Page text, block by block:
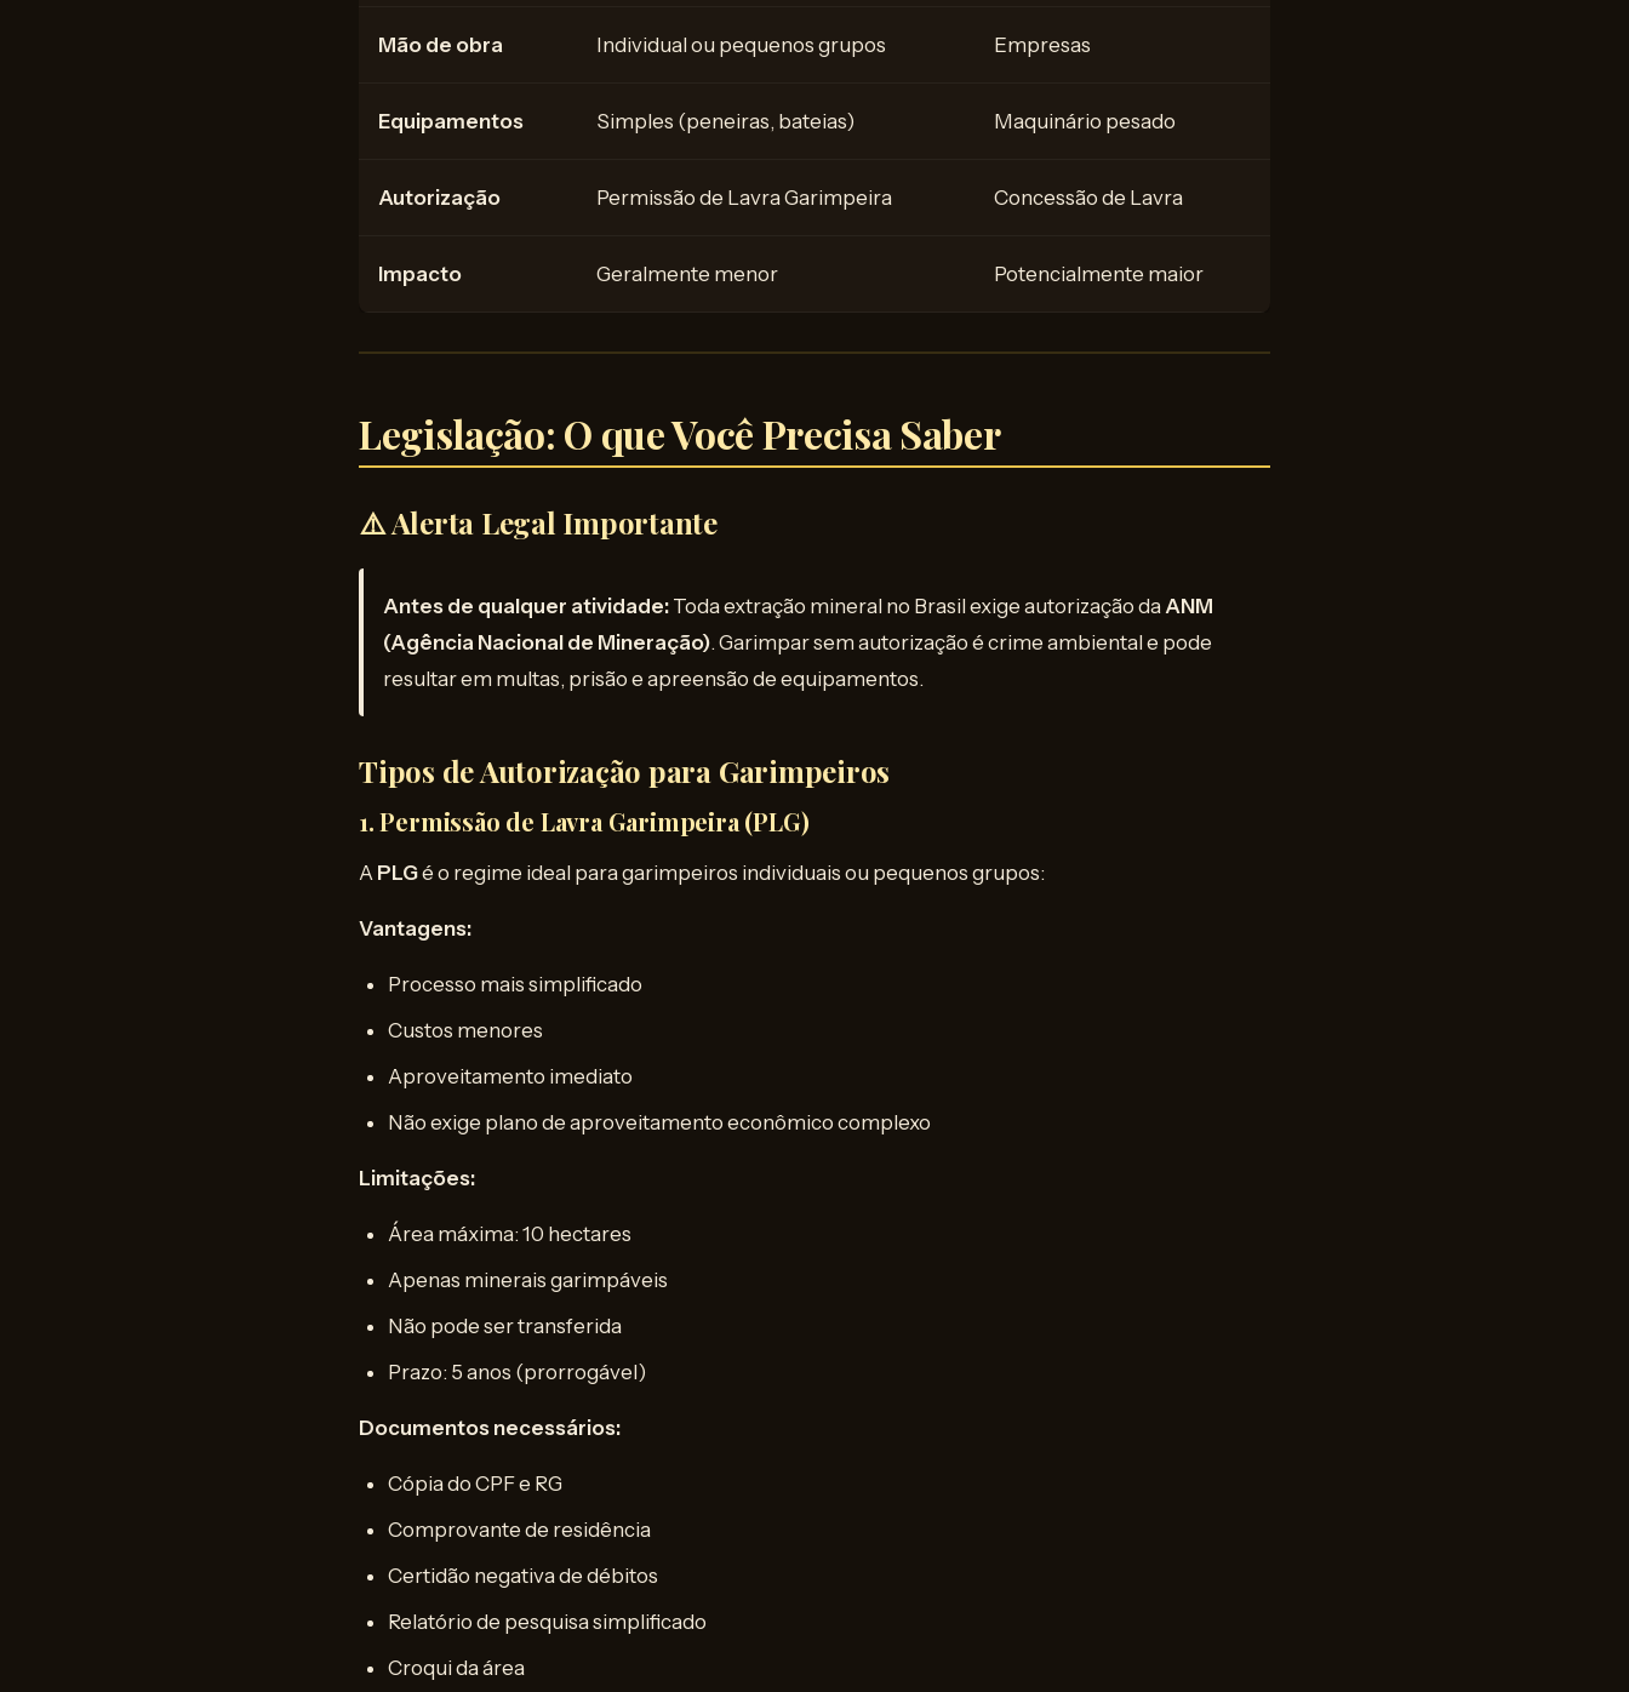
Mão de obra Individual ou pequenos grupos Empresas
Equipamentos Simples (peneiras, bateias) Maquinário pesado
Autorização Permissão de Lavra Garimpeira Concessão de Lavra
Impacto Geralmente menor Potencialmente maior
Legislação: O que Você Precisa Saber
⚠️ Alerta Legal Importante
Antes de qualquer atividade: Toda extração mineral no Brasil exige autorização daANM
(Agência Nacional de Mineração). Garimpar sem autorização é crime ambiental e pode
resultar em multas, prisão e apreensão de equipamentos.
Tipos de Autorização para Garimpeiros
1. Permissão de Lavra Garimpeira (PLG)
A PLGé o regime ideal para garimpeiros individuais ou pequenos grupos:
Vantagens:
Processo mais simplificado
Custos menores
Aproveitamento imediato
Não exige plano de aproveitamento econômico complexo
Limitações:
Área máxima: 10 hectares
Apenas minerais garimpáveis
Não pode ser transferida
Prazo: 5 anos (prorrogável)
Documentos necessários:
Cópia do CPF e RG
Comprovante de residência
Certidão negativa de débitos
Relatório de pesquisa simplificado
Croqui da área